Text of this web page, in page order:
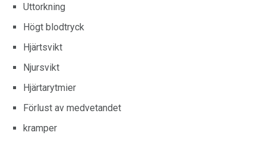
Uttorkning
Högt blodtryck
Hjärtsvikt
Njursvikt
Hjärtarytmier
Förlust av medvetandet
kramper